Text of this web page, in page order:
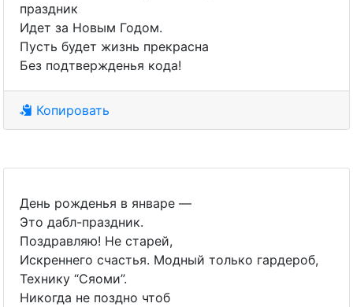
праздник
Идет за Новым Годом.
Пусть будет жизнь прекрасна
Без подтвержденья кода!
Копировать
День рожденья в январе —
Это дабл-праздник.
Поздравляю! Не старей,
Искреннего счастья. Модный только гардероб,
Технику “Сяоми”.
Никогда не поздно чтоб